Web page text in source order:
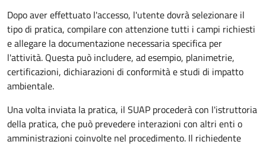
Dopo aver effettuato l'accesso, l'utente dovrà selezionare il
tipo di pratica, compilare con attenzione tutti i campi richiesti
e allegare la documentazione necessaria specifica per
l'attività. Questa può includere, ad esempio, planimetrie,
certificazioni, dichiarazioni di conformità e studi di impatto
ambientale.
Una volta inviata la pratica, il SUAP procederà con l'istruttoria
della pratica, che può prevedere interazioni con altri enti o
amministrazioni coinvolte nel procedimento. Il richiedente